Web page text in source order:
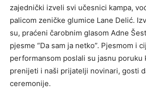
zajednički izveli svi učesnici kampa,
palicom zeničke glumice Lane Delić.
su, praćeni čarobnim glasom Adne
pjesme “Da sam ja netko”. Pjesmom i
performansom poslali su jasnu poruku
prenijeti i naši prijatelji novinari, gosti
ceremonije.